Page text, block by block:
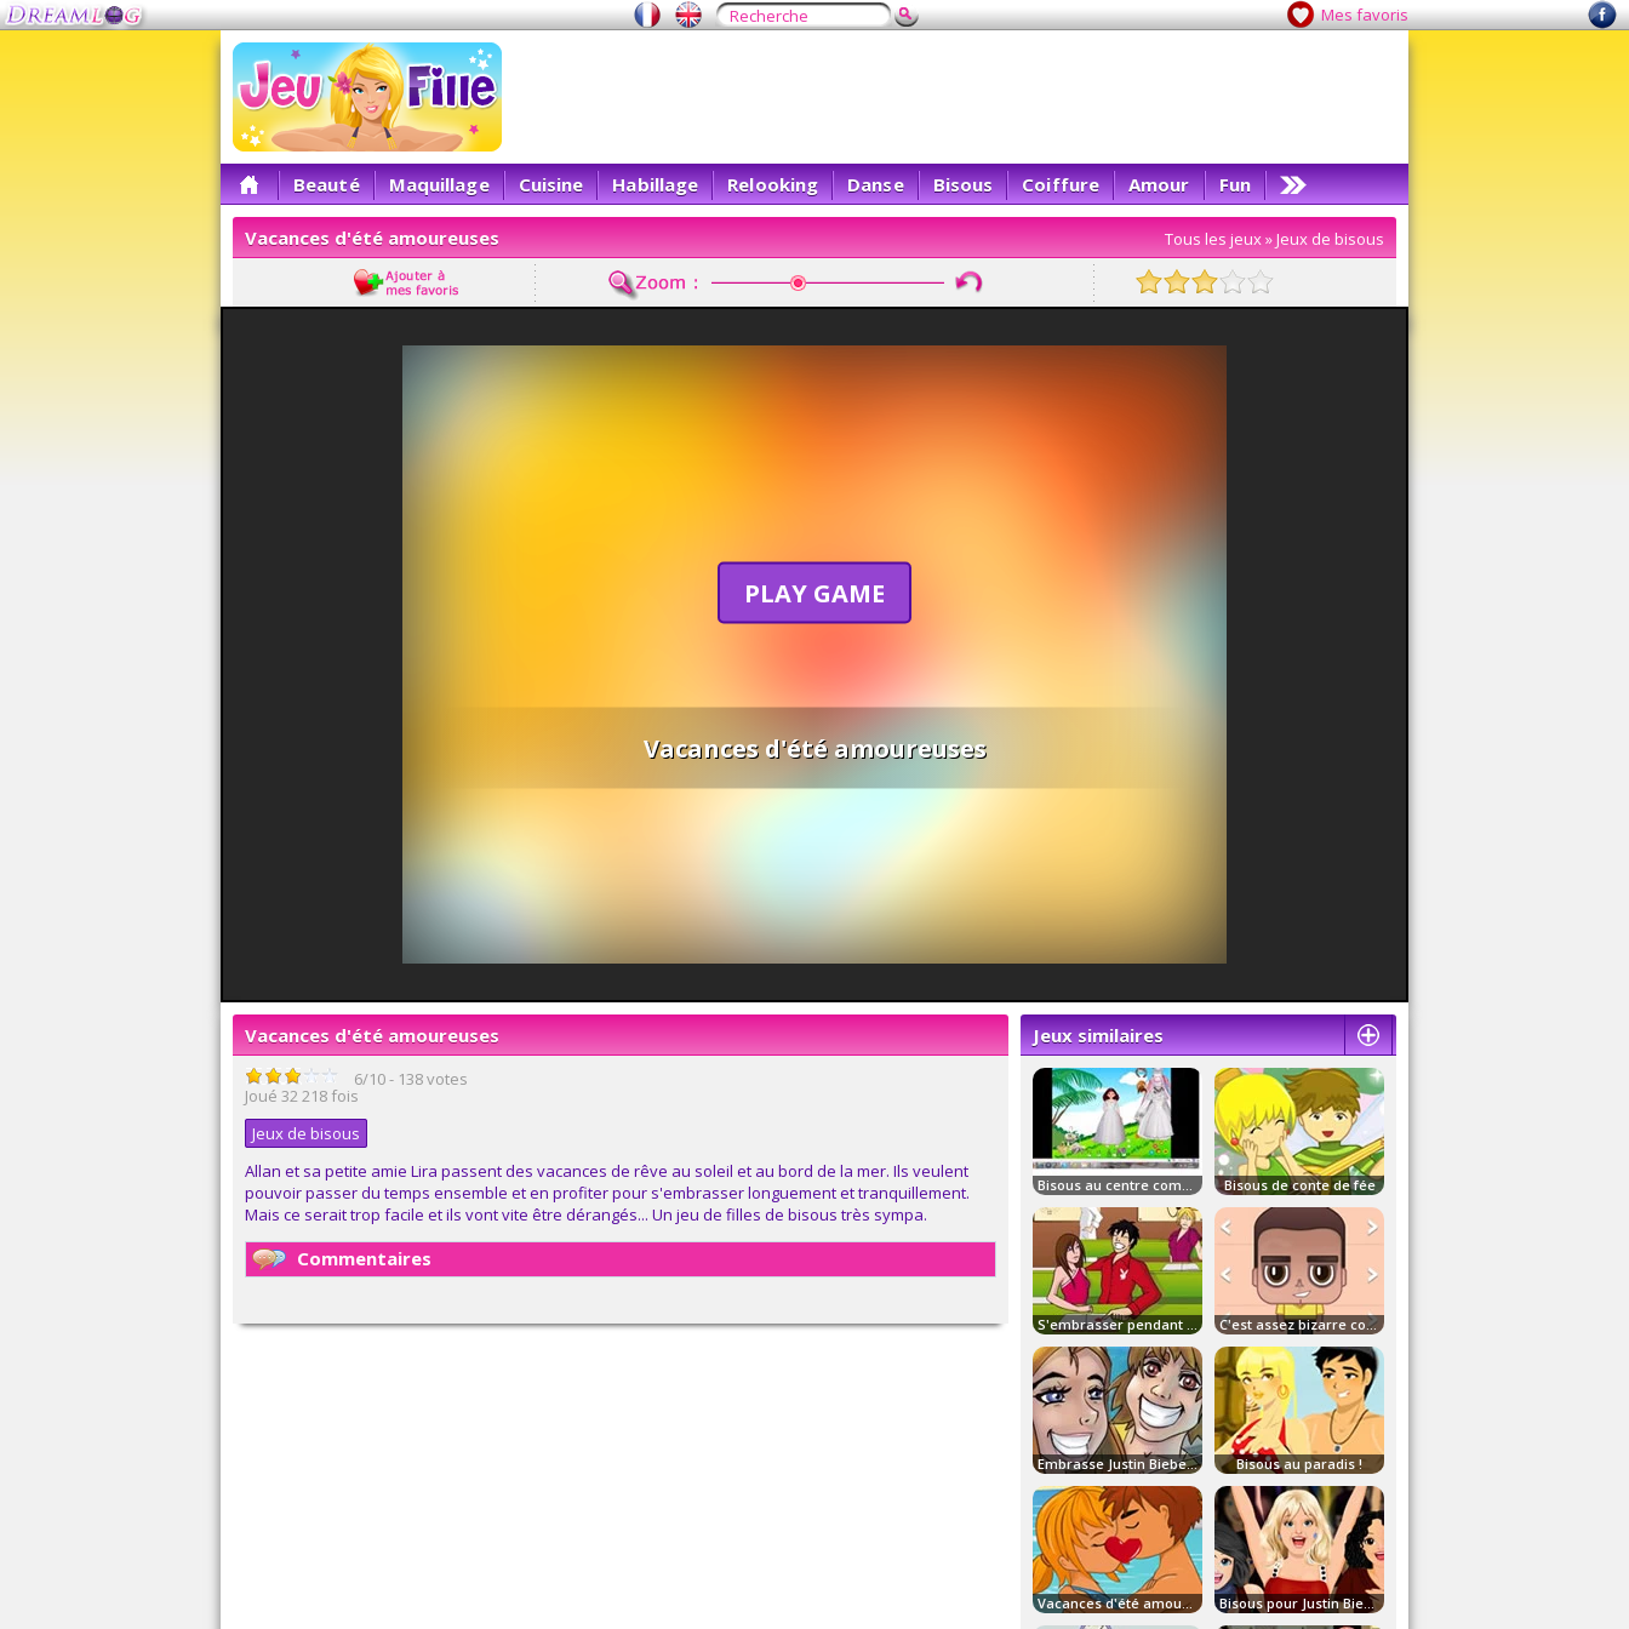
Mes favoris
Beauté Maquillage Cuisine Habillage Relooking Danse Bisous Coiffure Amour Fun
Vacances d'été amoureuses Tous les jeux»Jeux de bisous
PLAY GAME
Vacances d'été amoureuses
Vacances d'été amoureuses
6/10- 138votes
Joué 32 218 fois
Jeux de bisous
Allan et sa petite amie Lira passent des vacances de rêve au soleil et au bord de la mer. Ils veulent
pouvoir passer du temps ensemble et en profiter pour s'embrasser longuement et tranquillement.
Mais ce serait trop facile et ils vont vite être dérangés... Un jeu de filles de bisous très sympa.
Commentaires
Jeux similaires
Bisous au centre commercial ! Bisous de conte de fée
S'embrasser pendant les études C'est assez bizarre comme jeu!
Embrasse Justin Bieber ! Bisous au paradis !
Vacances d'été amoureuses Bisous pour Justin Bieber